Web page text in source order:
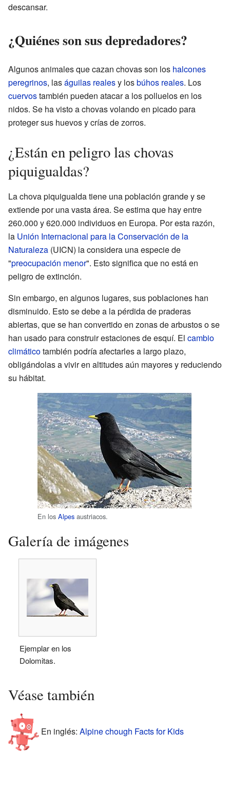
descansar.
¿Quiénes son sus depredadores?
Algunos animales que cazan chovas son los halcones
peregrinos, laságuilas realesy losbúhos reales. Los
cuervostambién pueden atacar a los polluelos en los
nidos. Se ha visto a chovas volando en picado para
proteger sus huevos y crías de zorros.
¿Están en peligro las chovas
piquigualdas?
La chova piquigualda tiene una población grande y se
extiende por una vasta área. Se estima que hay entre
260.000 y 620.000 individuos en Europa. Por esta razón,
la Unión Internacional para la Conservación de la
Naturaleza (UICN) la considera una especie de
"preocupación menor". Esto significa que no está en
peligro de extinción.
Sin embargo, en algunos lugares, sus poblaciones han
disminuido. Esto se debe a la pérdida de praderas
abiertas, que se han convertido en zonas de arbustos o se
han usado para construir estaciones de esquí. El cambio
climáticotambién podría afectarles a largo plazo,
obligándolas a vivir en altitudes aún mayores y reduciendo
su hábitat.
En los Alpes austriacos.
Galería de imágenes
Ejemplar en los
Dolomitas.
Véase también
En inglés: Alpine chough Facts for Kids